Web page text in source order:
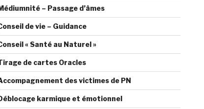
– Passage d’âmes
de vie – Guidance
« Santé au Naturel »
de cartes Oracles
des victimes de PN
karmique et émotionnel